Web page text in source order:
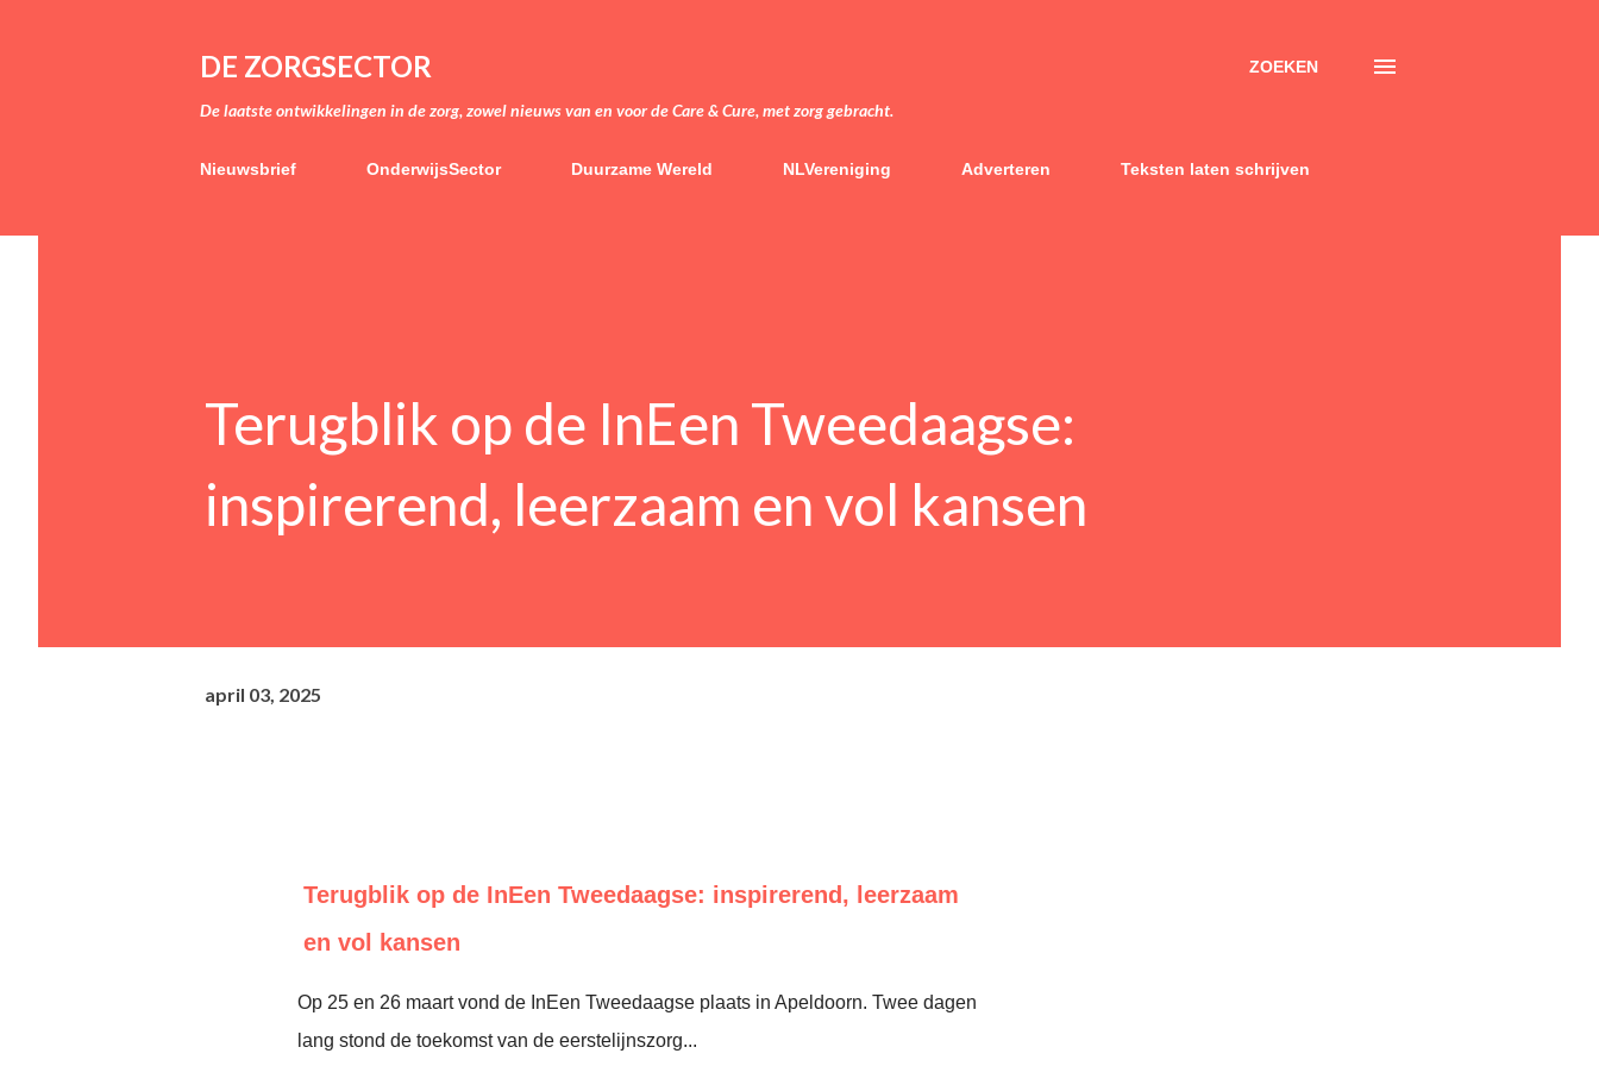
DE ZORGSECTOR
De laatste ontwikkelingen in de zorg, zowel nieuws van en voor de Care & Cure, met zorg gebracht.
ZOEKEN
Nieuwsbrief OnderwijsSector Duurzame Wereld NLVereniging Adverteren Teksten laten schrijven
Terugblik op de InEen Tweedaagse:
inspirerend, leerzaam en vol kansen
april 03, 2025
Terugblik op de InEen Tweedaagse: inspirerend, leerzaam
en vol kansen
Op 25 en 26 maart vond de InEen Tweedaagse plaats in Apeldoorn. Twee dagen
lang stond de toekomst van de eerstelijnszorg...